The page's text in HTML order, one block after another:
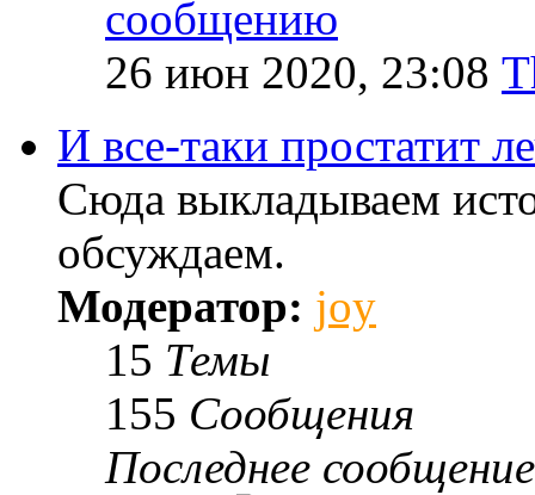
26 июн 2020, 23:08
И все-таки простатит
Сюда выкладываем
обсуждаем.
Модератор: joy
15 Темы
155 Сообщения
Последнее сообщение